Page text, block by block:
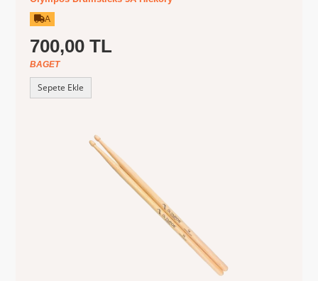
A
700,00 TL
BAGET
Sepete Ekle